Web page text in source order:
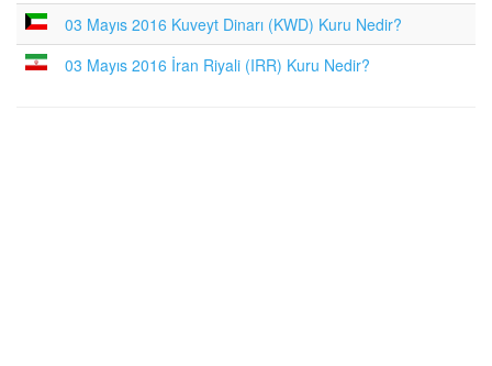
03 Mayıs 2016 Kuveyt Dinarı (KWD) Kuru Nedir?
03 Mayıs 2016 İran Riyali (IRR) Kuru Nedir?